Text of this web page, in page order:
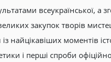
всеукраїнської, а
закупок творів
найцікавіших моментів
і перші спроби